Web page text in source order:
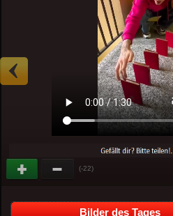
(-22)
Bilder des Tages